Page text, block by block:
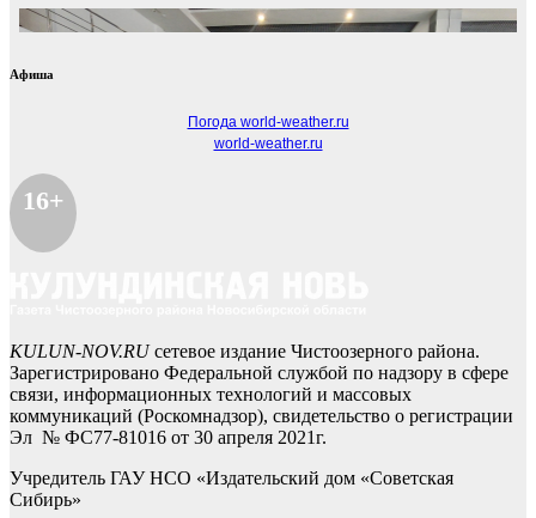
Афиша
Погода world-weather.ru
world-weather.ru
16+
KULUN-NOV.RUсетевое издание Чистоозерного района.
Зарегистрировано Федеральной службой по надзору в сфере
связи, информационных технологий и массовых
коммуникаций (Роскомнадзор), свидетельство о регистрации
Эл № ФС77-81016 от 30 апреля 2021г.
Учредитель ГАУ НСО «Издательский дом «Советская
Сибирь»